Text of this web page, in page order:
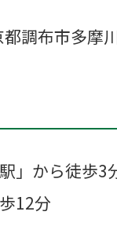
調布市多摩
」から徒歩3
12分